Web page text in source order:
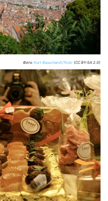
Фото: Kurt Bauschardt/flickr (CC BY-SA 2.0)